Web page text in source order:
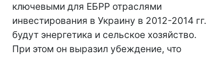
ключевыми для ЕБРР отраслями
инвестирования в Украину в 2012-2014 гг.
будут энергетика и сельское хозяйство.
При этом он выразил убеждение, что